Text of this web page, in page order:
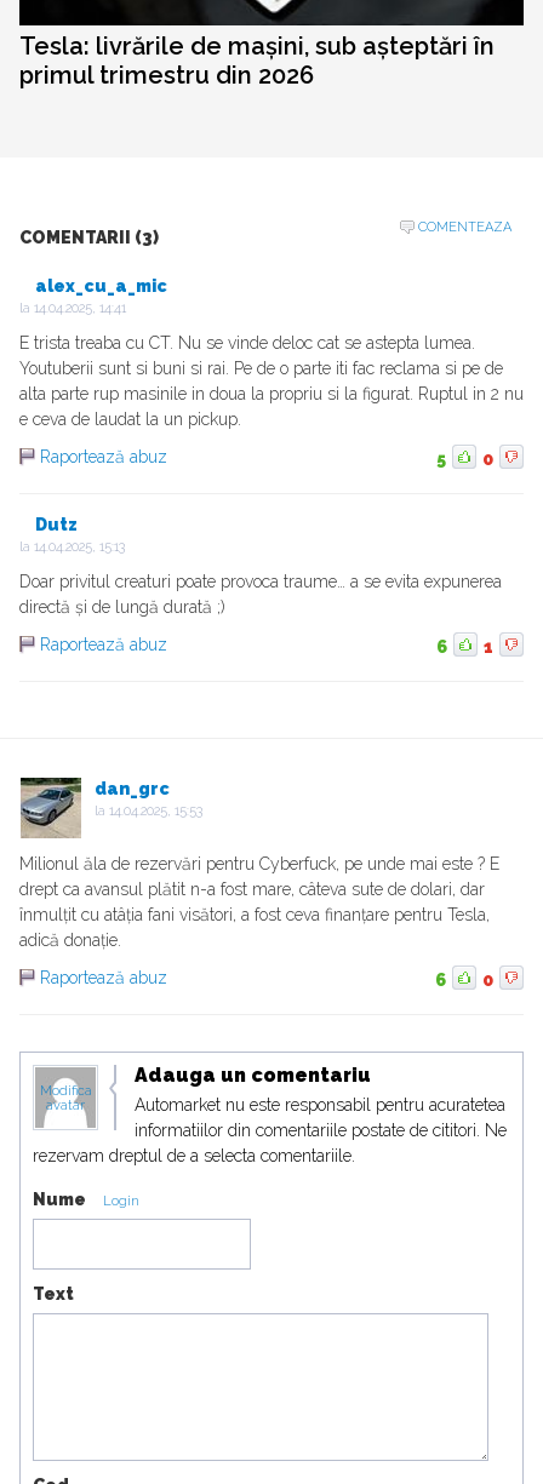
Tesla: livrările de mașini, sub așteptări în
primul trimestru din 2026
COMENTARII (3)
COMENTEAZA
alex_cu_a_mic
la 14.04.2025, 14:41
E trista treaba cu CT. Nu se vinde deloc cat se astepta lumea.
Youtuberii sunt si buni si rai. Pe de o parte iti fac reclama si pe de
alta parte rup masinile in doua la propriu si la figurat. Ruptul in 2 nu
e ceva de laudat la un pickup.
Raportează abuz
5 0
Dutz
la 14.04.2025, 15:13
Doar privitul creaturi poate provoca traume… a se evita expunerea
directă și de lungă durată ;)
Raportează abuz
6 1
dan_grc
la 14.04.2025, 15:53
Milionul ăla de rezervări pentru Cyberfuck, pe unde mai este ? E
drept ca avansul plătit n-a fost mare, câteva sute de dolari, dar
înmulțit cu atâția fani visători, a fost ceva finanțare pentru Tesla,
adică donație.
Raportează abuz
6 0
Modifica
avatar
Adauga un comentariu
Automarket nu este responsabil pentru acuratetea
informatiilor din comentariile postate de cititori. Ne
rezervam dreptul de a selecta comentariile.
Nume Login
Text